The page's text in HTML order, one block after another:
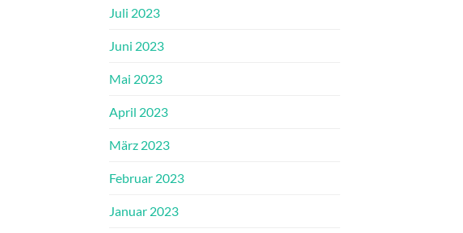
Juli 2023
Juni 2023
Mai 2023
April 2023
März 2023
Februar 2023
Januar 2023